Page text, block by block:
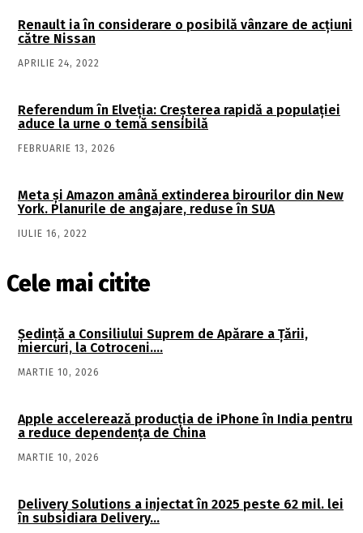
Renault ia în considerare o posibilă vânzare de acțiuni
către Nissan
APRILIE 24, 2022
Referendum în Elveția: Creșterea rapidă a populației
aduce la urne o temă sensibilă
FEBRUARIE 13, 2026
Meta și Amazon amână extinderea birourilor din New
York. Planurile de angajare, reduse în SUA
IULIE 16, 2022
Cele mai citite
Şedinţă a Consiliului Suprem de Apărare a Ţării,
miercuri, la Cotroceni….
MARTIE 10, 2026
Apple accelerează producția de iPhone în India pentru
a reduce dependența de China
MARTIE 10, 2026
Delivery Solutions a injectat în 2025 peste 62 mil. lei
în subsidiara Delivery…